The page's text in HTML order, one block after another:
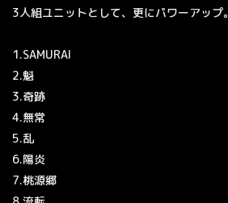
3人組ユニットとして、更にパワーアップ。
1.SAMURAI
2.魁
3.奇跡
4.無常
5.乱
6.陽炎
7.桃源郷